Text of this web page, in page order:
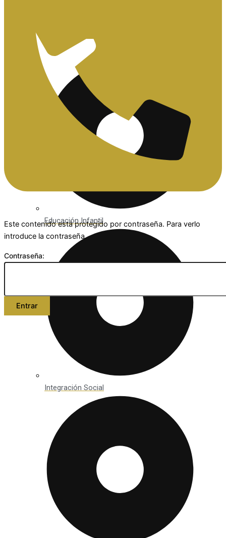
Educación Infantil
Integración Social
Este contenido está protegido por contraseña. Para verlo
introduce la contraseña.
Contraseña: